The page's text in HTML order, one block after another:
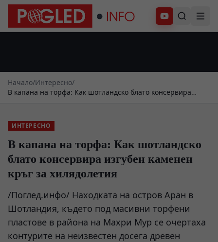
Абонирай се
Начало/Интересно/
В капана на торфа: Как шотландско блато консервира
ИНТЕРЕСНО
В капана на торфа: Как шотландско
блато консервира изгубен каменен
кръг за хилядолетия
/Поглед.инфо/ Находката на остров Аран в
Шотландия, където под масивни торфени
пластове в района на Махри Мур се очертаха
контурите на неизвестен досега древен